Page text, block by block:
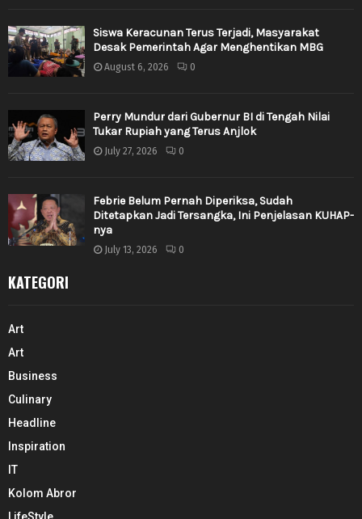
Siswa Keracunan Terus Terjadi, Masyarakat
Desak Pemerintah Agar Menghentikan MBG
August 6, 2026 0
Perry Mundur dari Gubernur BI di Tengah Nilai
Tukar Rupiah yang Terus Anjlok
July 27, 2026 0
Febrie Belum Pernah Diperiksa, Sudah
Ditetapkan Jadi Tersangka, Ini Penjelasan KUHAP-
nya
July 13, 2026 0
KATEGORI
Art
Art
Business
Culinary
Headline
Inspiration
IT
Kolom Abror